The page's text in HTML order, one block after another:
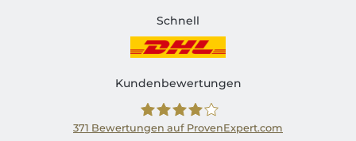
Schnell
Kundenbewertungen
371 Bewertungen auf ProvenExpert.com